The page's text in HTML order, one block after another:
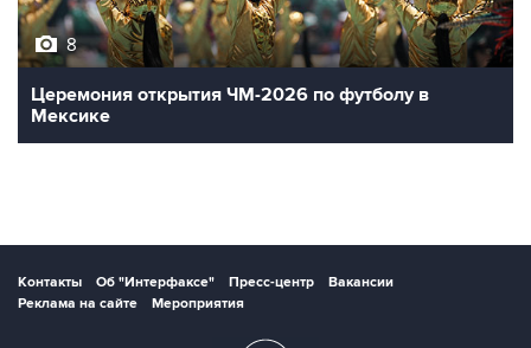
8
Церемония открытия ЧМ-2026 по футболу в
Мексике
Контакты Об "Интерфаксе" Пресс-центр
Вакансии
Реклама на сайте
Мероприятия